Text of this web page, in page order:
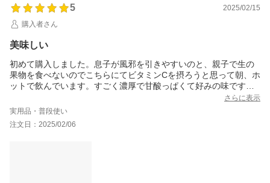
5
2025/02/15
購入者さん
美味しい
初めて購入しました。息子が風邪を引きやすいのと、親子で生の
果物を食べないのでこちらにてビタミンCを摂ろうと思って朝、ホ
ットで飲んでいます。すごく濃厚で甘酸っぱくて好みの味です！
★追記★このお陰か(？)受験中の2月は一度も風邪をひかず合格も
頂けました！
さらに表示
実用品・普段使い
注文日：2025/02/06